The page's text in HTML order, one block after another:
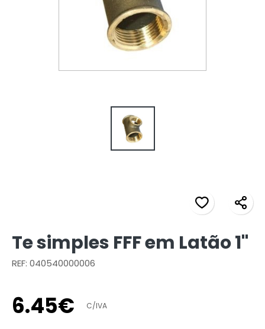
Te simples FFF em Latão 1"
REF: 040540000006
6.45€ C/IVA